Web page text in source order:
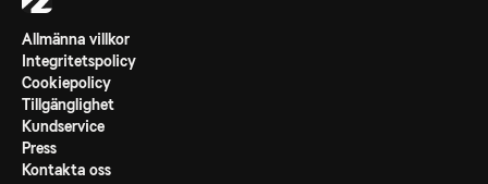
Allmänna villkor
Integritetspolicy
Cookiepolicy
Tillgänglighet
Kundservice
Press
Kontakta oss